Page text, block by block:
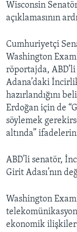
Wisconsin
açıklamasının
Cumhuriyetçi
Washington
röportajda,
Adana’daki
hazırlandığını
Erdoğan için de
söylemek
altında”
ABD’li senatör,
Girit Adası’nın
Washington
ekonomik